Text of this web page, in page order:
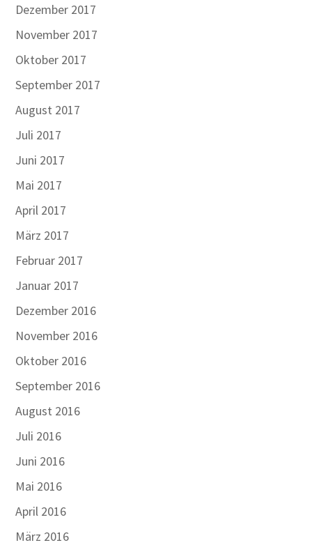
Dezember 2017
November 2017
Oktober 2017
September 2017
August 2017
Juli 2017
Juni 2017
Mai 2017
April 2017
März 2017
Februar 2017
Januar 2017
Dezember 2016
November 2016
Oktober 2016
September 2016
August 2016
Juli 2016
Juni 2016
Mai 2016
April 2016
März 2016